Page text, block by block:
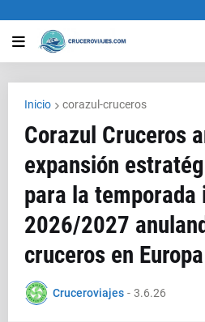
Inicio corazul-cruceros
Corazul Cruceros
expansión
para la temporada
2026/2027
cruceros en Europa
Cruceroviajes - 3.6.26